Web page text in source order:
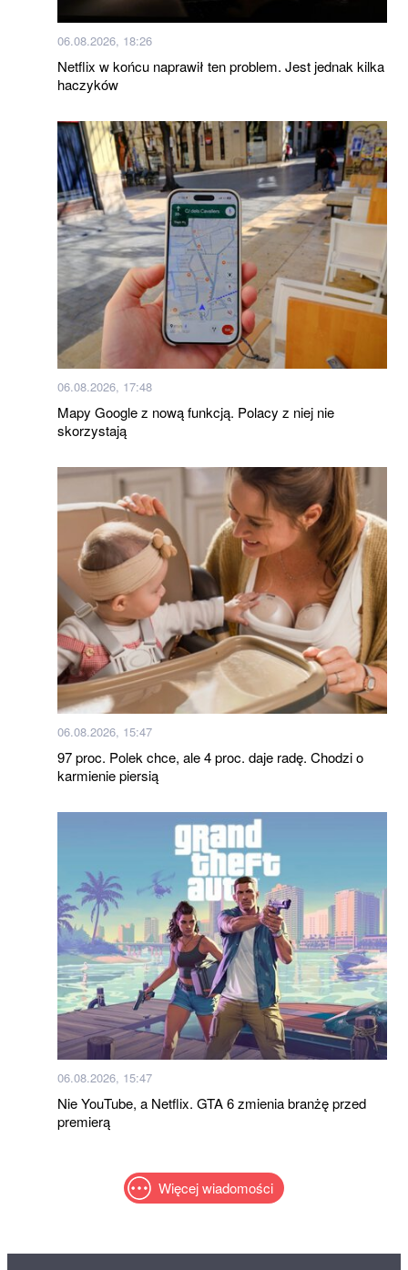
06.08.2026, 18:26
Netflix w końcu naprawił ten problem. Jest jednak kilka
haczyków
06.08.2026, 17:48
Mapy Google z nową funkcją. Polacy z niej nie
skorzystają
06.08.2026, 15:47
97 proc. Polek chce, ale 4 proc. daje radę. Chodzi o
karmienie piersią
06.08.2026, 15:47
Nie YouTube, a Netflix. GTA 6 zmienia branżę przed
premierą
Więcej wiadomości